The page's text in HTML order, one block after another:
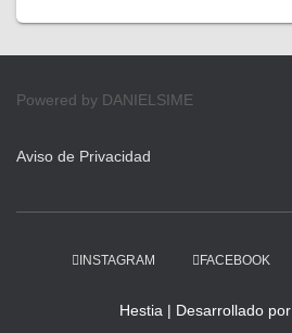
Powered by DANIELSIME
Aviso de Privacidad
INSTAGRAM FACEBOOK
Hestia | Desarrollado por